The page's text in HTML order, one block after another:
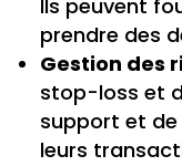
Ils peuvent
prendre des
Gestion des
stop-loss et
support et
leurs